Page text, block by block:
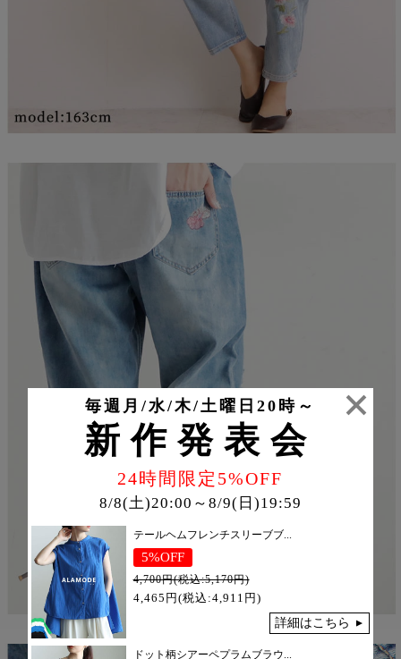
毎週月/水/木/土曜日20時～
新作発表会
24時間限定5%OFF
8/8(土)20:00～8/9(日)19:59
テールヘムフレンチスリーブブ...
5%OFF
4,700円(税込:5,170円)
4,465円(税込:4,911円)
詳細はこちら
ドット柄シアーペプラムブラウ...